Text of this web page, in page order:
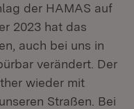
der HAMAS auf
2023 hat das
auch bei uns in
verändert. Der
wieder mit
Straßen. Bei